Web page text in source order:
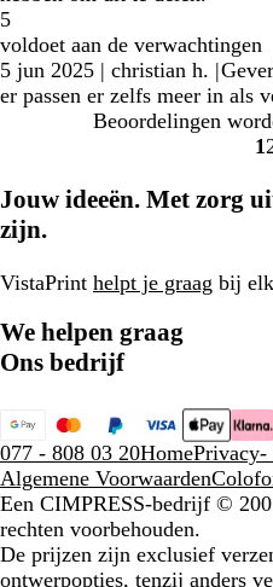
5
voldoet aan de verwachtingen
5 jun 2025 | christian h. |
er passen er zelfs meer in als
Beoordelingen
1
Jouw ideeën. Met zorg
zijn.
VistaPrint helpt je graag bij
We helpen graag
Ons bedrijf
077 - 808 03 20HomePrivacy-
Algemene Voorwaarden
Een CIMPRESS-bedrijf ©
rechten voorbehouden.
De prijzen zijn exclusief
ontwerpopties, tenzij anders